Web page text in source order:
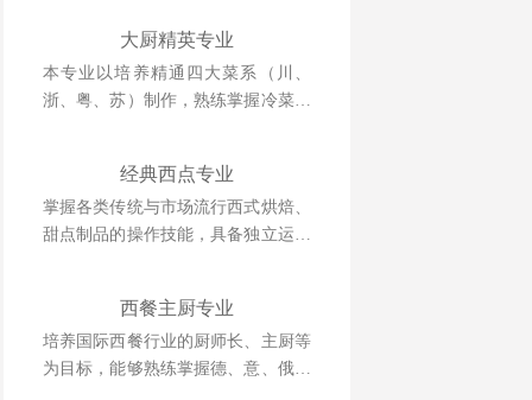
大厨精英专业
本专业以培养精通四大菜系（川、
浙、粤、苏）制作，熟练掌握冷菜、
经典西点专业
掌握各类传统与市场流行西式烘焙、
甜点制品的操作技能，具备独立运营
西餐主厨专业
培养国际西餐行业的厨师长、主厨等
为目标，能够熟练掌握德、意、俄等